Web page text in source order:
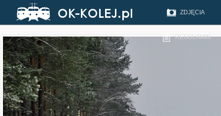
ZDJĘCIA
REGULAMIN